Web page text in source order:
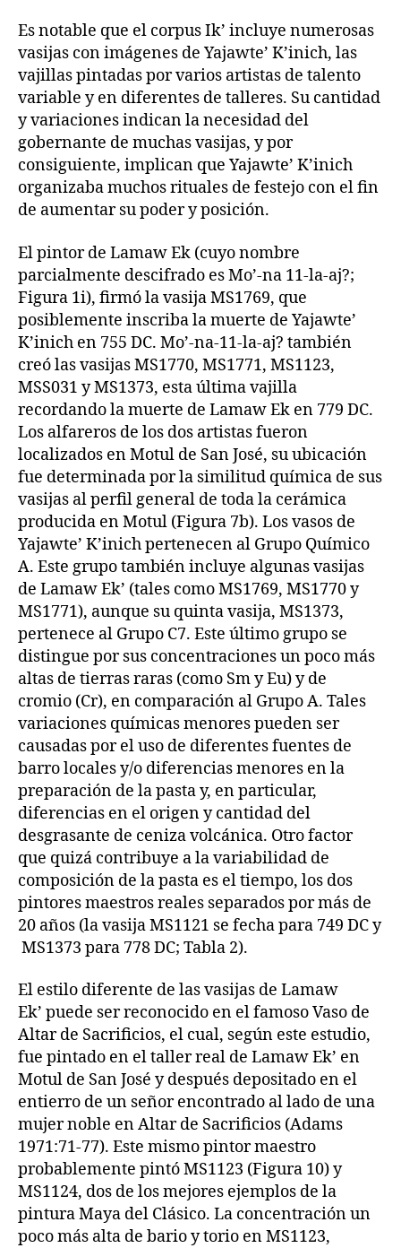
Es notable que el corpus Ik’ incluye numerosas
vasijas con imágenes de Yajawte’ K’inich, las
vajillas pintadas por varios artistas de talento
variable y en diferentes de talleres. Su cantidad
y variaciones indican la necesidad del
gobernante de muchas vasijas, y por
consiguiente, implican que Yajawte’ K’inich
organizaba muchos rituales de festejo con el fin
de aumentar su poder y posición.
El pintor de Lamaw Ek (cuyo nombre
parcialmente descifrado es Mo’-na 11-la-aj?;
Figura 1i), firmó la vasija MS1769, que
posiblemente inscriba la muerte de Yajawte’
K’inich en 755 DC. Mo’-na-11-la-aj? también
creó las vasijas MS1770, MS1771, MS1123,
MSS031 y MS1373, esta última vajilla
recordando la muerte de Lamaw Ek en 779 DC.
Los alfareros de los dos artistas fueron
localizados en Motul de San José, su ubicación
fue determinada por la similitud química de sus
vasijas al perfil general de toda la cerámica
producida en Motul (Figura 7b). Los vasos de
Yajawte’ K’inich pertenecen al Grupo Químico
A. Este grupo también incluye algunas vasijas
de Lamaw Ek’ (tales como MS1769, MS1770 y
MS1771), aunque su quinta vasija, MS1373,
pertenece al Grupo C7. Este último grupo se
distingue por sus concentraciones un poco más
altas de tierras raras (como Sm y Eu) y de
cromio (Cr), en comparación al Grupo A. Tales
variaciones químicas menores pueden ser
causadas por el uso de diferentes fuentes de
barro locales y/o diferencias menores en la
preparación de la pasta y, en particular,
diferencias en el origen y cantidad del
desgrasante de ceniza volcánica. Otro factor
que quizá contribuye a la variabilidad de
composición de la pasta es el tiempo, los dos
pintores maestros reales separados por más de
20 años (la vasija MS1121 se fecha para 749 DC y
MS1373 para 778 DC; Tabla 2).
El estilo diferente de las vasijas de Lamaw
Ek’ puede ser reconocido en el famoso Vaso de
Altar de Sacrificios, el cual, según este estudio,
fue pintado en el taller real de Lamaw Ek’ en
Motul de San José y después depositado en el
entierro de un señor encontrado al lado de una
mujer noble en Altar de Sacrificios (Adams
1971:71-77). Este mismo pintor maestro
probablemente pintó MS1123 (Figura 10) y
MS1124, dos de los mejores ejemplos de la
pintura Maya del Clásico. La concentración un
poco más alta de bario y torio en MS1123,